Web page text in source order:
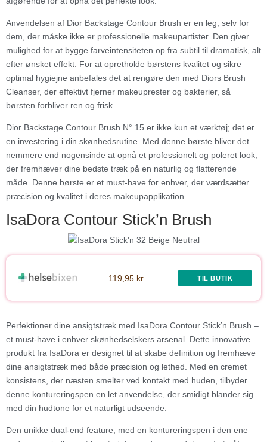
Anvendelsen af Dior Backstage Contour Brush er en leg, selv for
dem, der måske ikke er professionelle makeupartister. Den giver
mulighed for at bygge farveintensiteten op fra subtil til dramatisk, alt
efter ønsket effekt. For at opretholde børstens kvalitet og sikre
optimal hygiejne anbefales det at rengøre den med Diors Brush
Cleanser, der effektivt fjerner makeuprester og bakterier, så
børsten forbliver ren og frisk.
Dior Backstage Contour Brush N° 15 er ikke kun et værktøj; det er
en investering i din skønhedsrutine. Med denne børste bliver det
nemmere end nogensinde at opnå et professionelt og poleret look,
der fremhæver dine bedste træk på en naturlig og flatterende
måde. Denne børste er et must-have for enhver, der værdsætter
præcision og kvalitet i deres makeupapplikation.
IsaDora Contour Stick’n Brush
119,95 kr. TIL BUTIK
Perfektioner dine ansigtstræk med IsaDora Contour Stick’n Brush –
et must-have i enhver skønhedselskers arsenal. Dette innovative
produkt fra IsaDora er designet til at skabe definition og fremhæve
dine ansigtstræk med både præcision og lethed. Med en cremet
konsistens, der næsten smelter ved kontakt med huden, tilbyder
denne kontureringspen en let anvendelse, der smidigt blander sig
med din hudtone for et naturligt udseende.
Den unikke dual-end feature, med en kontureringspen i den ene